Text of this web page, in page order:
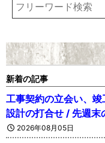
新着の記事
工事契約の立会い、
設計の打合せ / 先週末
2026年08月05日